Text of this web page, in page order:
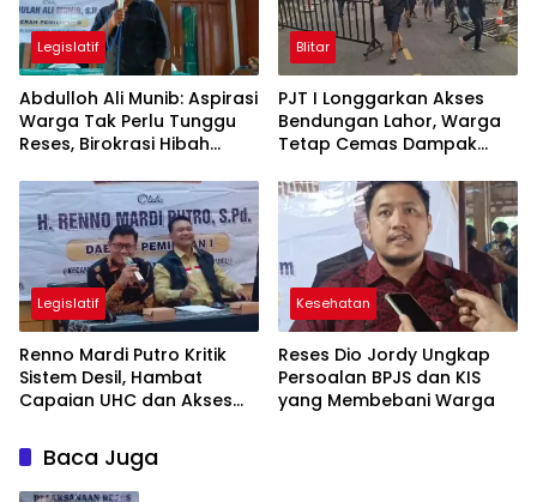
Legislatif
Abdulloh Ali Munib: Aspirasi
Warga Tak Perlu Tunggu
Reses, Birokrasi Hibah
Blitar
PJT I Longgarkan Akses
Bendungan Lahor, Warga
Tetap Cemas Dampak
Penutupan Total
Legislatif
Renno Mardi Putro Kritik
Sistem Desil, Hambat
Capaian UHC dan Akses
Kesehatan
Reses Dio Jordy Ungkap
Persoalan BPJS dan KIS
yang Membebani Warga
Baca Juga